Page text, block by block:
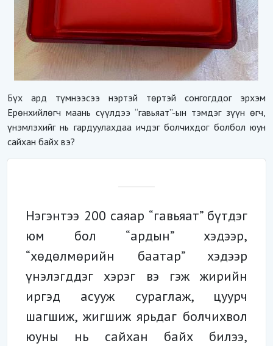
Бүх ард түмнээсээ нэртэй төртэй сонгогддог эрхэм
Ерөнхийлөгч маань сүүлдээ “гавьяат”-ын тэмдэг зүүн өгч,
үнэмлэхийг нь гардуулахдаа ичдэг болчихдог болбол юун
сайхан байх вэ?
Нэгэнтээ 200 саяар “гавьяат” бүтдэг
юм бол “ардын” хэдээр,
“хөдөлмөрийн баатар” хэдээр
үнэлэгддэг хэрэг вэ гэж жирийн
иргэд асууж сураглаж, цуурч
шагшиж, жигшиж ярьдаг болчихвол
юуны нь сайхан байх билээ,